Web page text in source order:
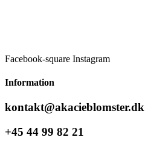
Facebook-square Instagram
Information
kontakt@akacieblomster.dk
+45 44 99 82 21